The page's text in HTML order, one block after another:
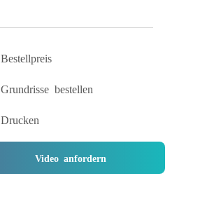
Bestellpreis
Grundrisse bestellen
Drucken
Video anfordern